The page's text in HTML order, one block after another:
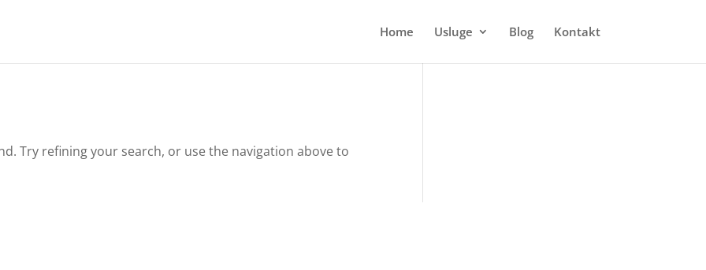
Home Usluge Blog Kontakt
Try refining your search, or use the navigation above to